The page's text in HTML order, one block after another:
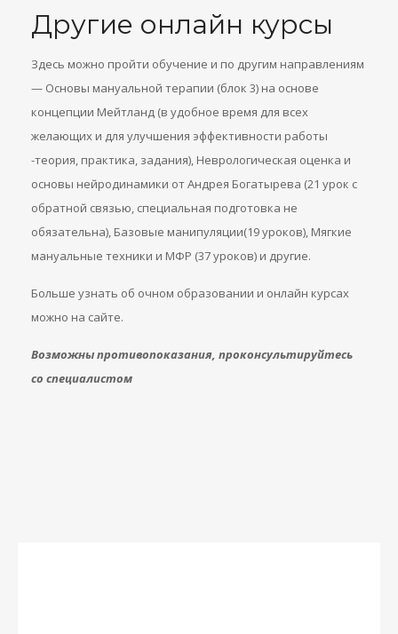
Другие онлайн курсы
Здесь можно пройти обучение и по другим направлениям
— Основы мануальной терапии (блок 3) на основе
концепции Мейтланд (в удобное время для всех
желающих и для улучшения эффективности работы
-теория, практика, задания), Неврологическая оценка и
основы нейродинамики от Андрея Богатырева (21 урок с
обратной связью, специальная подготовка не
обязательна), Базовые манипуляции(19 уроков), Мягкие
мануальные техники и МФР (37 уроков) и другие.
Больше узнать об очном образовании и онлайн курсах
можно на сайте.
Возможны противопоказания, проконсультируйтесь
со специалистом